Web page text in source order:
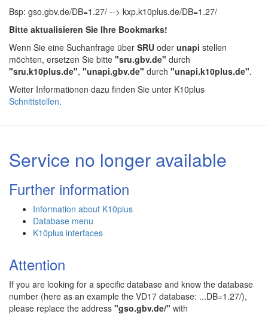
Bsp: gso.gbv.de/DB=1.27/ --> kxp.k10plus.de/DB=1.27/
Bitte aktualisieren Sie Ihre Bookmarks!
Wenn Sie eine Suchanfrage über SRU oder unapi stellen
möchten, ersetzen Sie bitte "sru.gbv.de" durch
"sru.k10plus.de", "unapi.gbv.de" durch "unapi.k10plus.de".
Weiter Informationen dazu finden Sie unter K10plus
Schnittstellen.
Service no longer available
Further information
Information about K10plus
Database menu
K10plus interfaces
Attention
If you are looking for a specific database and know the database
number (here as an example the VD17 database: ...DB=1.27/),
please replace the address "gso.gbv.de/" with